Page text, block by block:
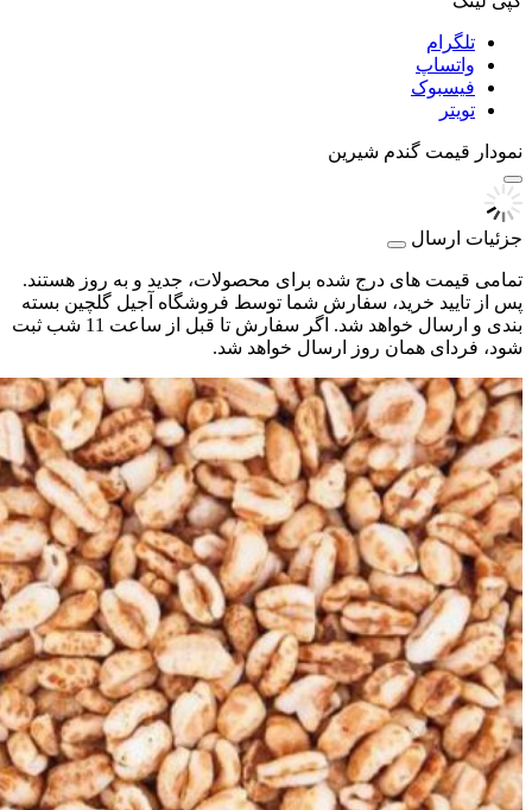
تلگرام
واتساپ
فیسبوک
تویتر
نمودار قیمت گندم شیرین
جزئیات ارسال
تمامی قیمت های درج شده برای محصولات، جدید و به روز هستند.
پس از تایید خرید، سفارش شما توسط فروشگاه آجیل گلچین بسته
بندی و ارسال خواهد شد. اگر سفارش تا قبل از ساعت 11 شب ثبت
شود، فردای همان روز ارسال خواهد شد.